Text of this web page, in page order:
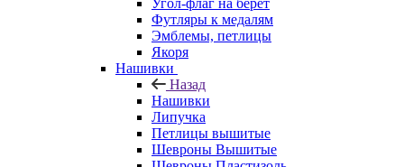
Угол-флаг на берет
Футляры к медалям
Эмблемы, петлицы
Якоря
Нашивки
Назад
Нашивки
Липучка
Петлицы вышитые
Шевроны Вышитые